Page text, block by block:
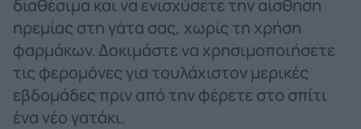
διαθέσιμα και να ενισχύσετε την αίσθηση
ηρεμίας στη γάτα σας, χωρίς τη χρήση
φαρμάκων. Δοκιμάστε να χρησιμοποιήσετε
τις φερομόνες για τουλάχιστον μερικές
εβδομάδες πριν από την φέρετε στο σπίτι
ένα νέο γατάκι.